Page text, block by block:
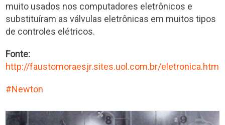
muito usados nos computadores eletrônicos e
substituíram as válvulas eletrônicas em muitos tipos
de controles elétricos.
Fonte:
http://faustomoraesjr.sites.uol.com.br/eletronica.htm
Newton